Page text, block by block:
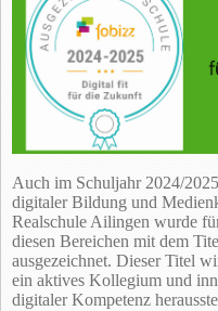
Auch im Schuljahr 2024/
digitaler Bildung und
Realschule Ailingen wurde
diesen Bereichen mit dem
ausgezeichnet. Dieser Titel
ein aktives Kollegium und
digitaler Kompetenz